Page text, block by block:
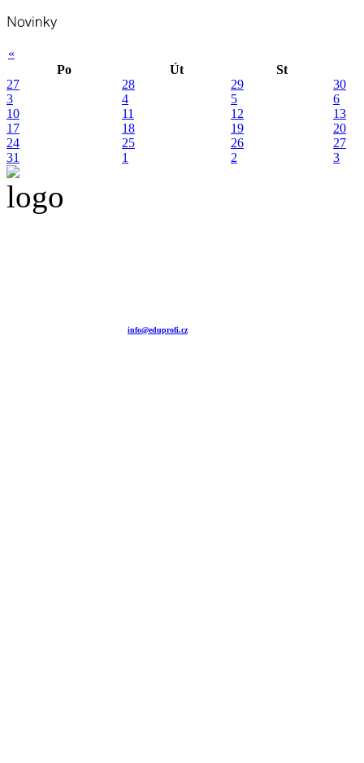
«
Po
Út
St
27
28 29
30
3
4 5
6
10
11 12
13
17
18 19
20
24
25 26
27
31
1 2 3
info@eduprofi.cz